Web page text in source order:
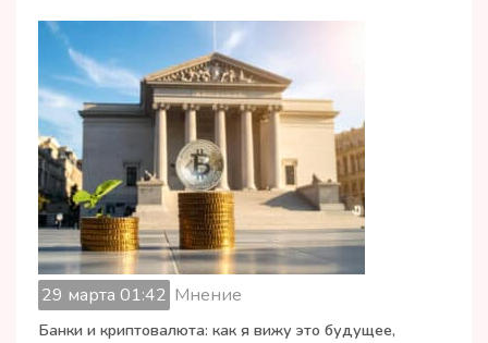
29 марта 01:42 Мнение
Банки и криптовалюта: как я вижу это будущее,